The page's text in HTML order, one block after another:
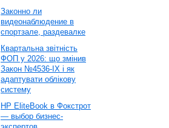
Законно ли
видеонаблюдение в
спортзале, раздевалке
Квартальна звітність
ФОП у 2026: що змінив
Закон №4536-IX і як
адаптувати облікову
систему
HP EliteBook в Фокстрот
— выбор бизнес-